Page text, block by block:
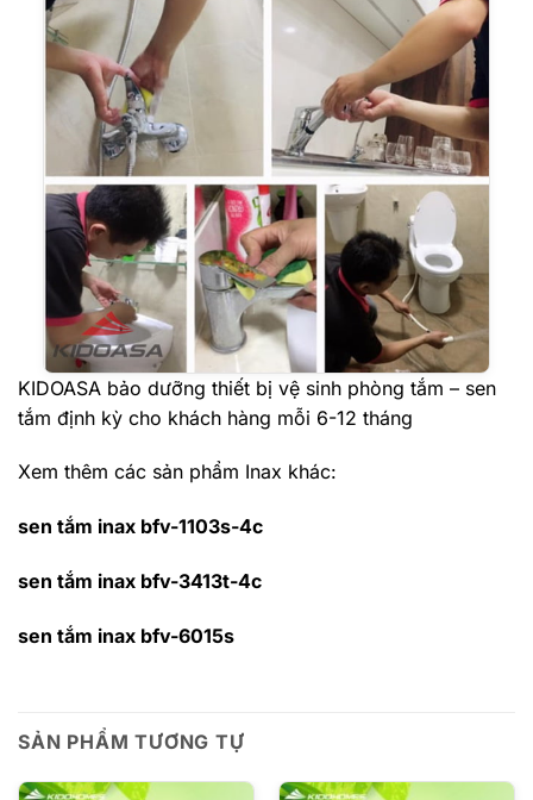
KIDOASA bảo dưỡng thiết bị vệ sinh phòng tắm – sen
tắm định kỳ cho khách hàng mỗi 6-12 tháng
Xem thêm các sản phẩm Inax khác:
sen tắm inax bfv-1103s-4c
sen tắm inax bfv-3413t-4c
sen tắm inax bfv-6015s
SẢN PHẨM TƯƠNG TỰ